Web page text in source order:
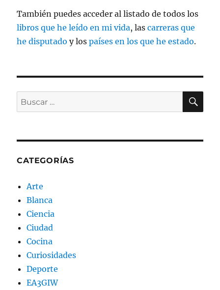
También puedes acceder al listado de todos los
libros que he leído en mi vida, lascarreras que
he disputado y lospaíses en los que he estado.
Buscar
por:
CATEGORÍAS
Arte
Blanca
Ciencia
Ciudad
Cocina
Curiosidades
Deporte
EA3GIW